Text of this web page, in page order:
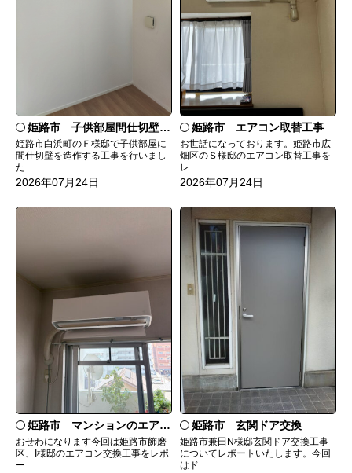
姫路市 子供部屋間仕切壁造作
姫路市白浜町のＦ様邸で子供部屋に
間仕切壁を造作する工事を行いまし
た...
2026年07月24日
姫路市 エアコン取替工事
お世話になっております。姫路市広
畑区のＳ様邸のエアコン取替工事を
レ...
2026年07月24日
姫路市 マンションのエアコンをダイキンRXへ交換
おせわになります今回は姫路市飾磨
区、I様邸のエアコン交換工事をレポ
ー...
姫路市 玄関ドア交換
姫路市兼田N様邸玄関ドア交換工事
についてレポートいたします。今回
はド...